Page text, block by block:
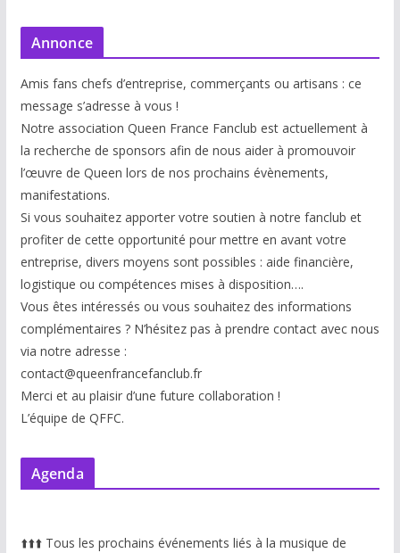
Annonce
Amis fans chefs d’entreprise, commerçants ou artisans : ce
message s’adresse à vous !
Notre association Queen France Fanclub est actuellement à
la recherche de sponsors afin de nous aider à promouvoir
l’œuvre de Queen lors de nos prochains évènements,
manifestations.
Si vous souhaitez apporter votre soutien à notre fanclub et
profiter de cette opportunité pour mettre en avant votre
entreprise, divers moyens sont possibles : aide financière,
logistique ou compétences mises à disposition….
Vous êtes intéressés ou vous souhaitez des informations
complémentaires ? N’hésitez pas à prendre contact avec nous
via notre adresse :
contact@queenfrancefanclub.fr
Merci et au plaisir d’une future collaboration !
L’équipe de QFFC.
Agenda
⬆️⬆️⬆️ Tous les prochains événements liés à la musique de